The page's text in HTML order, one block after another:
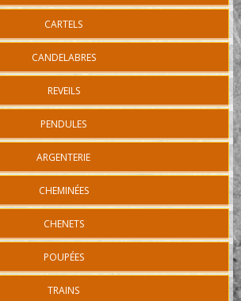
CARTELS
CANDELABRES
REVEILS
PENDULES
ARGENTERIE
CHEMINÉES
CHENETS
POUPÉES
TRAINS